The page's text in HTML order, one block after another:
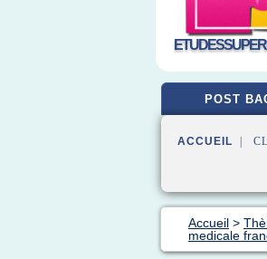
POST
ACCUEIL |
Accueil >
medicale